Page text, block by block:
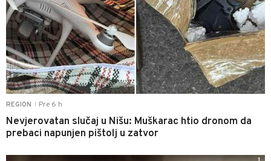
REGION Pre 6 h
Nevjerovatan slučaj u Nišu: Muškarac htio dronom da
prebaci napunjen pištolj u zatvor